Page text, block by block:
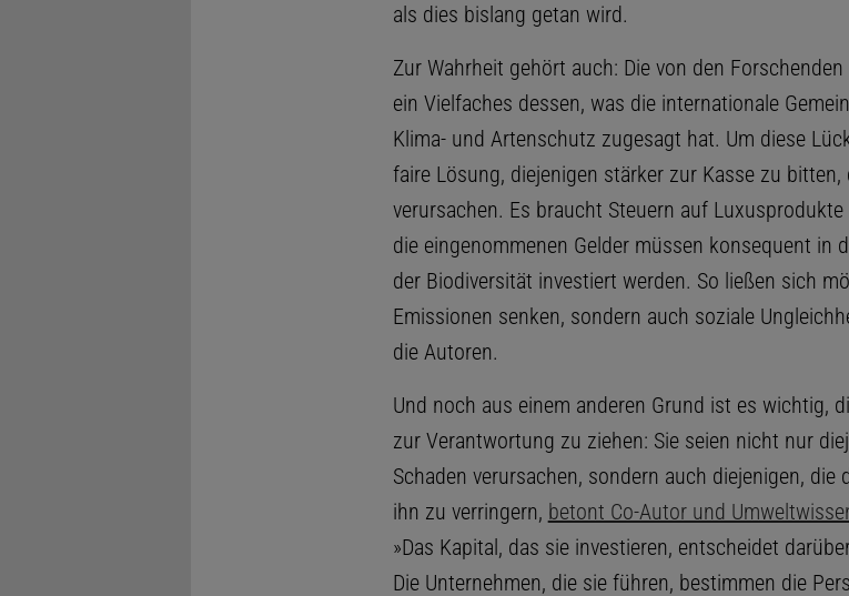
als dies bislang getan wird.
Zur Wahrheit gehört auch: Die von den
ein Vielfaches dessen, was die internationale
Klima- und Artenschutz zugesagt hat. Um diese
faire Lösung, diejenigen stärker zur Kasse zu
verursachen. Es braucht Steuern auf
die eingenommenen Gelder müssen konsequent in
der Biodiversität investiert werden. So ließen sich
Emissionen senken, sondern auch soziale
die Autoren.
Und noch aus einem anderen Grund ist es wichtig,
zur Verantwortung zu ziehen: Sie seien nicht nur
Schaden verursachen, sondern auch diejenigen, die
ihn zu verringern, betont Co-Autor und
»Das Kapital, das sie investieren, entscheidet
Die Unternehmen, die sie führen, bestimmen die